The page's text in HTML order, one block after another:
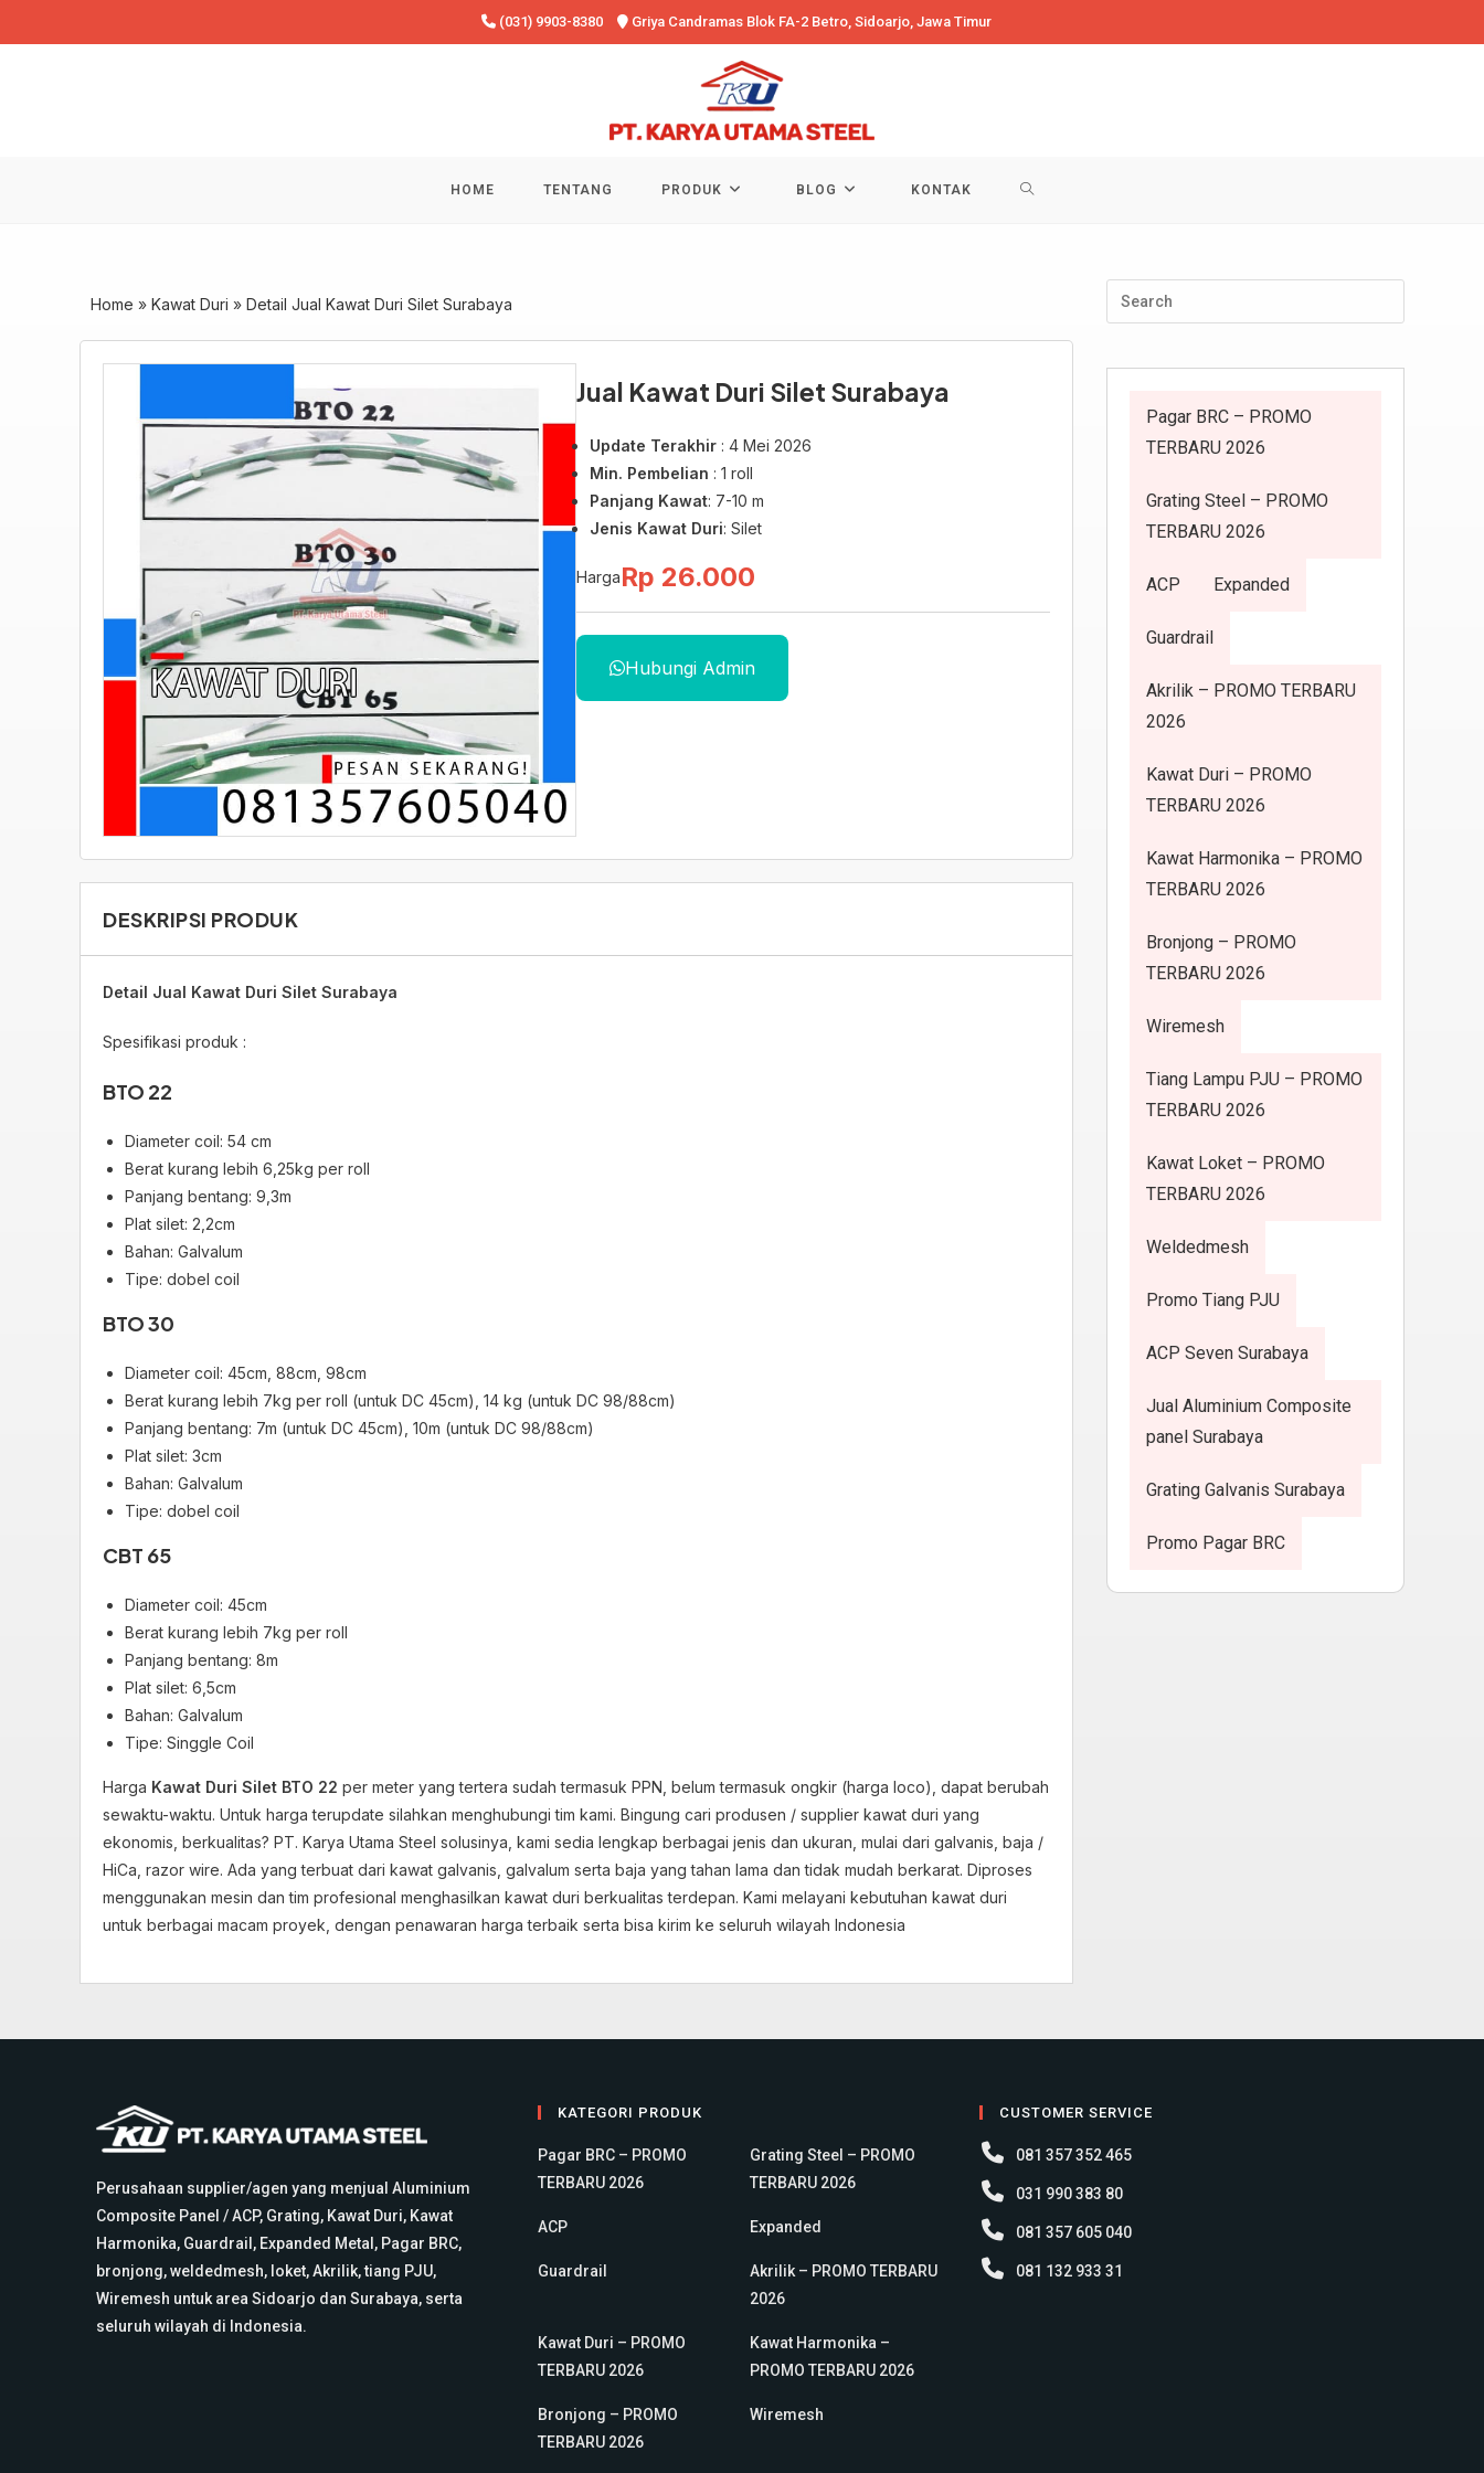
to
(031) 9903-8380 Griya Candramas Blok FA-2 Betro, Sidoarjo, Jawa Timur
HOME TENTANG PRODUK BLOG KONTAK TOGGLE
Home » Kawat Duri » Detail Jual Kawat Duri Silet Surabaya
Jual Kawat Duri Silet Surabaya
Update Terakhir : 4 Mei 2026
Min. Pembelian : 1 roll
Panjang Kawat: 7-10 m
Jenis Kawat Duri: Silet
HargaRp 26.000
Hubungi Admin
DESKRIPSI PRODUK
Detail Jual Kawat Duri Silet Surabaya
Spesifikasi produk :
BTO 22
Diameter coil: 54 cm
Berat kurang lebih 6,25kg per roll
Panjang bentang: 9,3m
Plat silet: 2,2cm
Bahan: Galvalum
Tipe: dobel coil
BTO 30
Diameter coil: 45cm, 88cm, 98cm
Berat kurang lebih 7kg per roll (untuk DC 45cm), 14 kg (untuk DC 98/88cm)
Panjang bentang: 7m (untuk DC 45cm), 10m (untuk DC 98/88cm)
Plat silet: 3cm
Bahan: Galvalum
Tipe: dobel coil
CBT 65
Diameter coil: 45cm
Berat kurang lebih 7kg per roll
Panjang bentang: 8m
Plat silet: 6,5cm
Bahan: Galvalum
Tipe: Singgle Coil
Harga Kawat Duri Silet BTO 22 per meter yang tertera sudah termasuk PPN, belum termasuk ongkir (harga loco), dapat berubah
sewaktu-waktu. Untuk harga terupdate silahkan menghubungi tim kami. Bingung cari produsen / supplier kawat duri yang
ekonomis, berkualitas? PT. Karya Utama Steel solusinya, kami sedia lengkap berbagai jenis dan ukuran, mulai dari galvanis, baja /
HiCa, razor wire. Ada yang terbuat dari kawat galvanis, galvalum serta baja yang tahan lama dan tidak mudah berkarat. Diproses
menggunakan mesin dan tim profesional menghasilkan kawat duri berkualitas terdepan. Kami melayani kebutuhan kawat duri
untuk berbagai macam proyek, dengan penawaran harga terbaik serta bisa kirim ke seluruh wilayah Indonesia
Pagar BRC – PROMO
TERBARU 2026
Grating Steel – PROMO
TERBARU 2026
ACP Expanded
Guardrail
Akrilik – PROMO TERBARU
2026
Kawat Duri – PROMO
TERBARU 2026
Kawat Harmonika – PROMO
TERBARU 2026
Bronjong – PROMO
TERBARU 2026
Wiremesh
Tiang Lampu PJU – PROMO
TERBARU 2026
Kawat Loket – PROMO
TERBARU 2026
Weldedmesh
Promo Tiang PJU
ACP Seven Surabaya
Jual Aluminium Composite
panel Surabaya
Grating Galvanis Surabaya
Promo Pagar BRC
Perusahaan supplier/agen yang menjual Aluminium
Composite Panel / ACP, Grating, Kawat Duri, Kawat
Harmonika, Guardrail, Expanded Metal, Pagar BRC,
bronjong, weldedmesh, loket, Akrilik, tiang PJU,
Wiremesh untuk area Sidoarjo dan Surabaya, serta
seluruh wilayah di Indonesia.
KATEGORI PRODUK
Pagar BRC – PROMO
TERBARU 2026
Grating Steel – PROMO
TERBARU 2026
ACP Expanded
Guardrail
Akrilik – PROMO TERBARU
2026
Kawat Duri – PROMO
TERBARU 2026
Kawat Harmonika –
PROMO TERBARU 2026
Bronjong – PROMO
TERBARU 2026
Wiremesh
CUSTOMER SERVICE
081 357 352 465
031 990 383 80
081 357 605 040
081 132 933 31